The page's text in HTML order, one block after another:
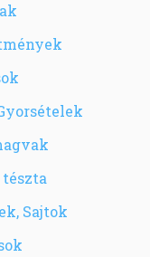
tészta
Sajtok